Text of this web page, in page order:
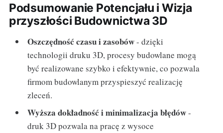
Podsumowanie Potencjału i Wizja
przyszłości Budownictwa 3D
Oszczędność czasu i zasobów- dzięki
technologii druku 3D, procesy budowlane mogą
być realizowane szybko i efektywnie, co pozwala
firmom budowlanym przyspieszyć realizację
zleceń.
Wyższa dokładność i minimalizacja błędów-
druk 3D pozwala na pracę z wysoce